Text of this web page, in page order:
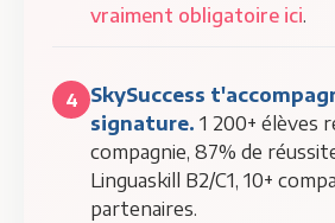
vraiment obligatoire ici.
4
SkySuccess
signature. 1 200+ élèves
compagnie, 87% de
Linguaskill B2/C1, 10+
partenaires.